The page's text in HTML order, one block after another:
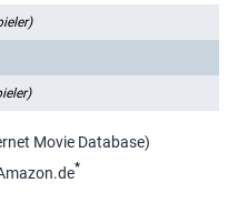
Movie Database)
*